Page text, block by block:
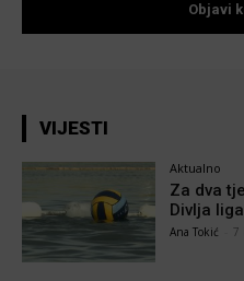
VIJESTI
Aktualno
Za dva
Divlja liga
Ana Tokić 7